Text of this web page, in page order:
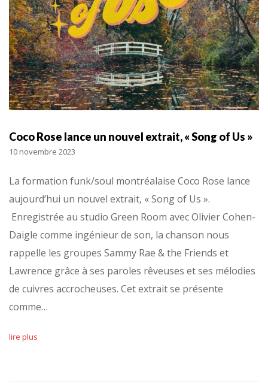
Coco Rose lance un nouvel extrait, « Song of Us »
10 novembre 2023
La formation funk/soul montréalaise Coco Rose lance
aujourd’hui un nouvel extrait, « Song of Us ».
Enregistrée au studio Green Room avec Olivier Cohen-
Daigle comme ingénieur de son, la chanson nous
rappelle les groupes Sammy Rae & the Friends et
Lawrence grâce à ses paroles rêveuses et ses mélodies
de cuivres accrocheuses. Cet extrait se présente
comme…
lire plus